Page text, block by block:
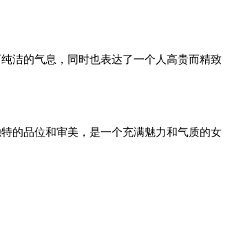
洁的气息，同时也表达了一个人高贵而精致
的品位和审美，是一个充满魅力和气质的女